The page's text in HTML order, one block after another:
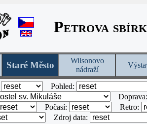
Petrova
Staré Město
Wilsonovo
nádraží
Pohled:
Počasí:
Retro:
Zdroj data: